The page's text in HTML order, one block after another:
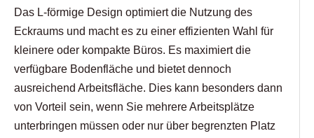
Das L-förmige Design optimiert die Nutzung des
Eckraums und macht es zu einer effizienten Wahl für
kleinere oder kompakte Büros. Es maximiert die
verfügbare Bodenfläche und bietet dennoch
ausreichend Arbeitsfläche. Dies kann besonders dann
von Vorteil sein, wenn Sie mehrere Arbeitsplätze
unterbringen müssen oder nur über begrenzten Platz